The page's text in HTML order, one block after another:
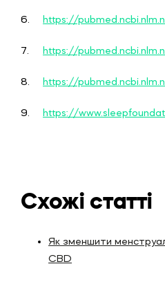
6. https://
7. https://
8. https://
9. https://
Схожі статті
Як зменшити
CBD